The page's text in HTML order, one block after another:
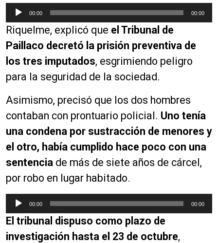
e
p
r
o
d
u
t
o
d
e
a
d
i
00:00 00:00
Riquelme, explicó que el Tribunal de
Paillaco decretó la prisión preventiva de
los tres imputados, esgrimiendo peligro
para la seguridad de la sociedad.
Asimismo, precisó que los dos hombres
contaban con prontuario policial. Uno tenía
una condena por sustracción de menores y
el otro, había cumplido hace poco con una
sentencia de más de siete años de cárcel,
por robo en lugar habitado.
e
p
r
00:00 00:00
El tribunal dispuso como plazo de
investigación hasta el 23 de octubre,